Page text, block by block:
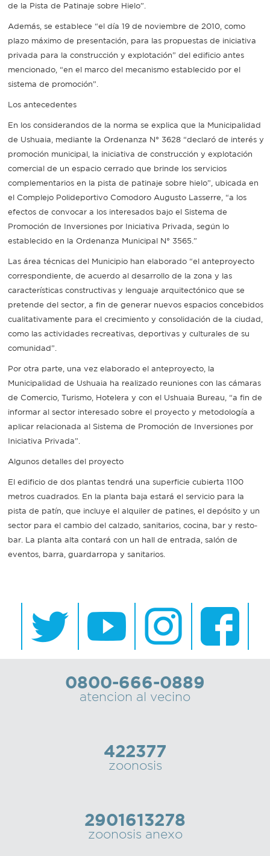
de la Pista de Patinaje sobre Hielo”.
Además, se establece “el día 19 de noviembre de 2010, como
plazo máximo de presentación, para las propuestas de iniciativa
privada para la construcción y explotación” del edificio antes
mencionado, “en el marco del mecanismo establecido por el
sistema de promoción”.
Los antecedentes
En los considerandos de la norma se explica que la Municipalidad
de Ushuaia, mediante la Ordenanza N° 3628 “declaró de interés y
promoción municipal, la iniciativa de construcción y explotación
comercial de un espacio cerrado que brinde los servicios
complementarios en la pista de patinaje sobre hielo”, ubicada en
el Complejo Polideportivo Comodoro Augusto Lasserre, “a los
efectos de convocar a los interesados bajo el Sistema de
Promoción de Inversiones por Iniciativa Privada, según lo
establecido en la Ordenanza Municipal N° 3565.”
Las área técnicas del Municipio han elaborado “el anteproyecto
correspondiente, de acuerdo al desarrollo de la zona y las
características constructivas y lenguaje arquitectónico que se
pretende del sector, a fin de generar nuevos espacios concebidos
cualitativamente para el crecimiento y consolidación de la ciudad,
como las actividades recreativas, deportivas y culturales de su
comunidad”.
Por otra parte, una vez elaborado el anteproyecto, la
Municipalidad de Ushuaia ha realizado reuniones con las cámaras
de Comercio, Turismo, Hotelera y con el Ushuaia Bureau, “a fin de
informar al sector interesado sobre el proyecto y metodología a
aplicar relacionada al Sistema de Promoción de Inversiones por
Iniciativa Privada”.
Algunos detalles del proyecto
El edificio de dos plantas tendrá una superficie cubierta 1100
metros cuadrados. En la planta baja estará el servicio para la
pista de patín, que incluye el alquiler de patines, el depósito y un
sector para el cambio del calzado, sanitarios, cocina, bar y resto-
bar. La planta alta contará con un hall de entrada, salón de
eventos, barra, guardarropa y sanitarios.
0800-666-0889
atencion al vecino
422377
zoonosis
2901613278
zoonosis anexo